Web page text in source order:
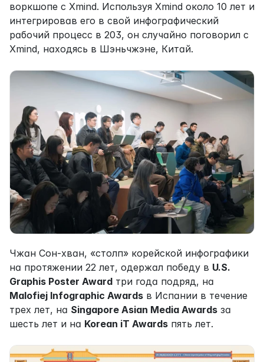
воркшопе с Xmind. Используя Xmind около 10 лет и
интегрировав его в свой инфографический
рабочий процесс в 203, он случайно поговорил с
Xmind, находясь в Шэньчжэне, Китай.
Чжан Сон-хван, «столп» корейской инфографики
на протяжении 22 лет, одержал победу в U.S.
Graphis Poster Award
Malofiej Infographic Awards в Испании в течение
трех лет, на Singapore Asian Media Awards за
шесть лет и на Korean iT Awards пять лет.